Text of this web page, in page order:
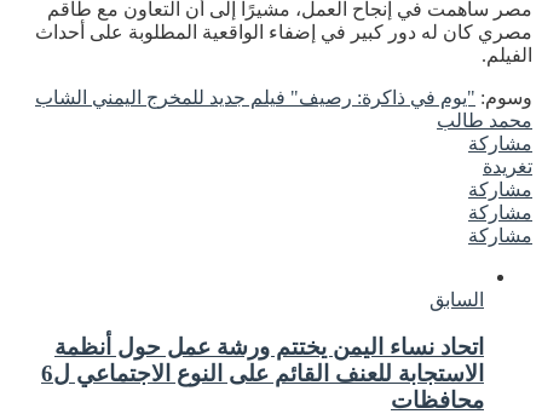
مصر ساهمت في إنجاح العمل، مشيرًا إلى أن التعاون مع طاقم
مصري كان له دور كبير في إضفاء الواقعية المطلوبة على أحداث
الفيلم.
وسوم: "يوم في ذاكرة: رصيف" فيلم جديد للمخرج اليمني الشاب
محمد طالب
مشاركة
تغريدة
مشاركة
مشاركة
مشاركة
السابق
اتحاد نساء اليمن يختتم ورشة عمل حول أنظمة
الاستجابة للعنف القائم على النوع الاجتماعي ل6
محافظات